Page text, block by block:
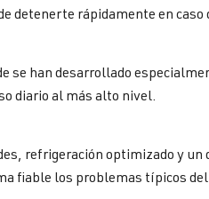
detenerte rápidamente en caso
se han desarrollado
diario al más alto nivel.
refrigeración optimizado y
fiable los problemas típicos